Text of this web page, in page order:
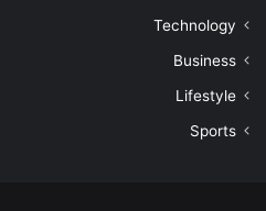
Technology
Business
Lifestyle
Sports